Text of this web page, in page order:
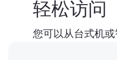
轻松访问
您可以从台式机